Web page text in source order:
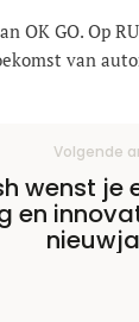
OK GO. Op
van
Volgende
wenst je
en